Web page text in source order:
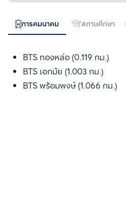
การคมนาคม สถานศึกษา
BTS ทองหล่อ (0.119 กม.)
BTS เอกมัย (1.003 กม.)
BTS พร้อมพงษ์ (1.066 กม.)